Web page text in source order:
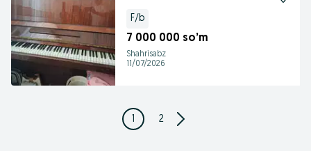
F/b
7 000 000 so’m
Shahrisabz
11/07/2026
1 2